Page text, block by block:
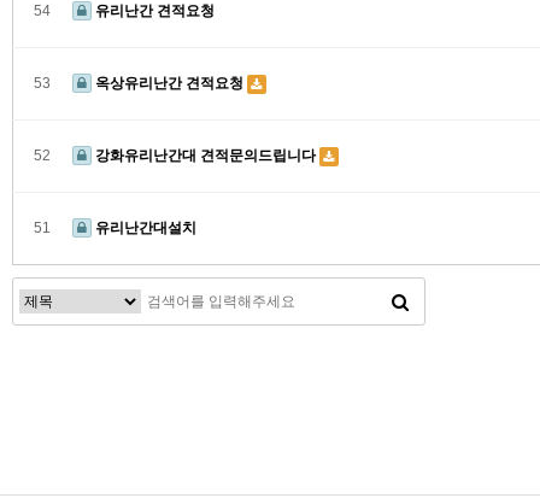
54 유리난간 견적요청
53 옥상유리난간 견적요청
52 강화유리난간대 견적문의드립니다
51 유리난간대설치